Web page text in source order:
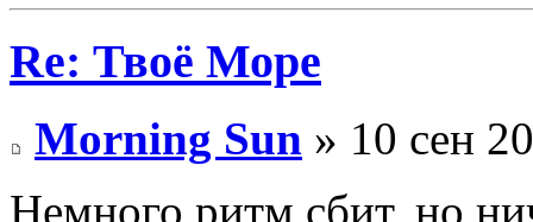
Re: Твоё Море
Morning Sun » 10 сен
Немного ритм сбит, но